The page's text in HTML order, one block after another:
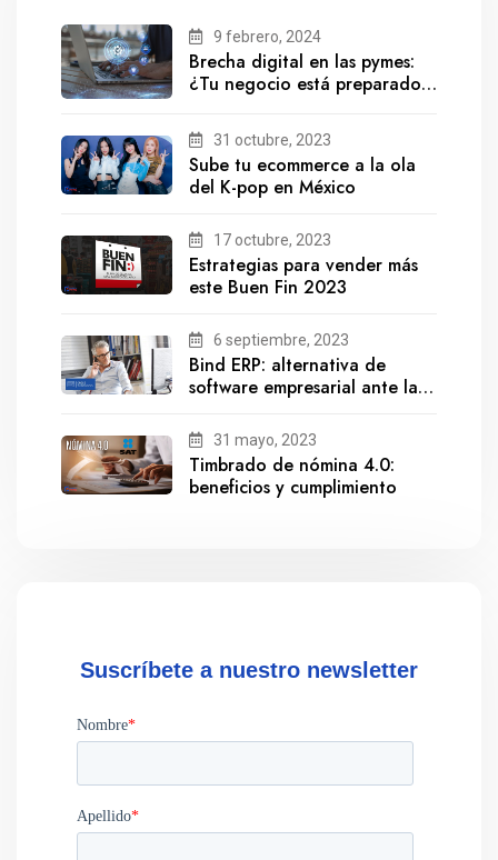
9 febrero, 2024
Brecha digital en las pymes:
¿Tu negocio está preparado
31 octubre, 2023
Sube tu ecommerce a la ola
del K-pop en México
17 octubre, 2023
Estrategias para vender más
este Buen Fin 2023
6 septiembre, 2023
Bind ERP: alternativa de
software empresarial ante la
31 mayo, 2023
Timbrado de nómina 4.0:
beneficios y cumplimiento
Suscríbete a nuestro newsletter